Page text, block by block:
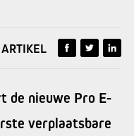
de nieuwe Pro E-
verplaatsbare